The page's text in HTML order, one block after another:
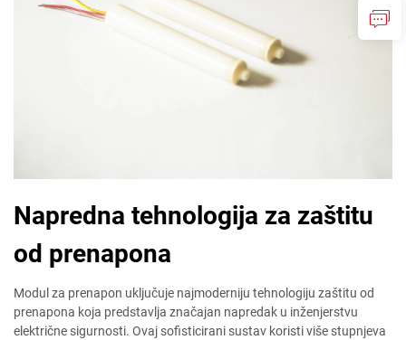
Napredna tehnologija za zaštitu
od prenapona
Modul za prenapon uključuje najmoderniju tehnologiju zaštitu od
prenapona koja predstavlja značajan napredak u inženjerstvu
električne sigurnosti. Ovaj sofisticirani sustav koristi više stupnjeva